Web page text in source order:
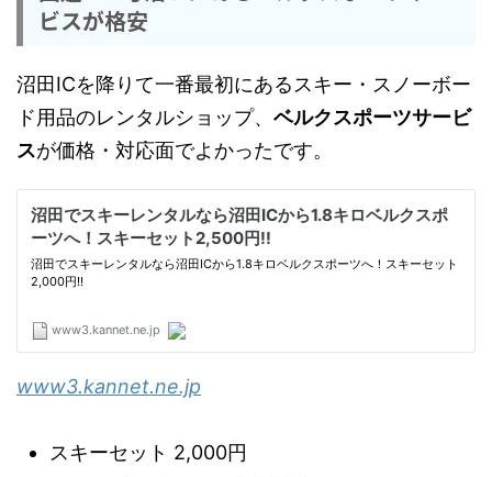
ビスが格安
沼田ICを降りて一番最初にあるスキー・スノーボー
ド用品のレンタルショップ、 ベルクスポーツサービ
スが価格・対応面でよかったです。
www3.kannet.ne.jp
スキーセット 2,000円